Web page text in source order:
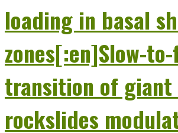
loading in basal
zones[:en]Slow-
transition of giant
rockslides